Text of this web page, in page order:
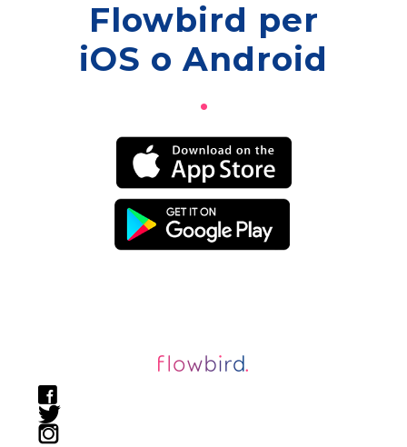
Flowbird per
iOS o Android